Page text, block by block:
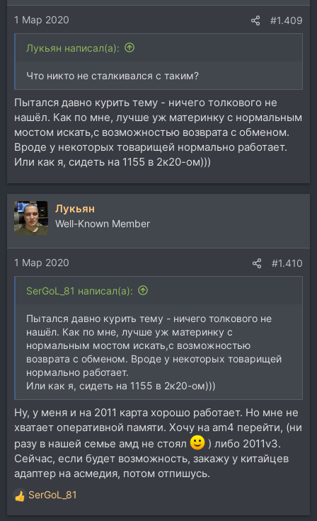
1 Мар 2020 #1.409
Лукьян написал(а):
Что никто не сталкивался с таким?
Пытался давно курить тему - ничего толкового не
нашёл. Как по мне, лучше уж материнку с нормальным
мостом искать,с возможностью возврата с обменом.
Вроде у некоторых товарищей нормально работает.
Или как я, сидеть на 1155 в 2к20-ом)))
Лукьян
Well-Known Member
1 Мар 2020 #1.410
SerGoL_81 написал(а):
Пытался давно курить тему - ничего толкового не
нашёл. Как по мне, лучше уж материнку с
нормальным мостом искать,с возможностью
возврата с обменом. Вроде у некоторых товарищей
нормально работает.
Или как я, сидеть на 1155 в 2к20-ом)))
Ну, у меня и на 2011 карта хорошо работает. Но мне не
хватает оперативной памяти. Хочу на am4 перейти, (ни
разу в нашей семье амд не стоял
) либо 2011v3.
Сейчас, если будет возможность, закажу у китайцев
адаптер на асмедия, потом отпишусь.
Р
е
SerGoL_81